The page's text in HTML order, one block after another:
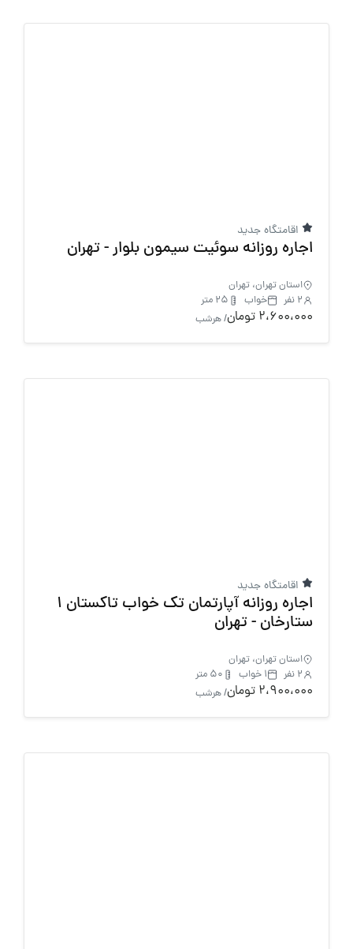
اقامتگاه جدید
اجاره روزانه سوئیت سیمون بلوار - تهران
استان تهران، تهران
2 نفر
خواب 25 متر
2،600،000 تومان / هرشب
اقامتگاه جدید
اجاره روزانه آپارتمان تک خواب تاکستان 1
ستارخان - تهران
استان تهران، تهران
2 نفر
1 خواب 50 متر
2،900،000 تومان / هرشب